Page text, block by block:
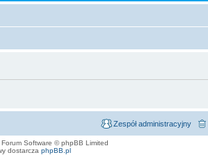
Zespół administracyjny
Software © phpBB Limited
dostarcza phpBB.pl